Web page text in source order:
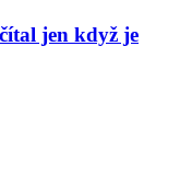
jen když je